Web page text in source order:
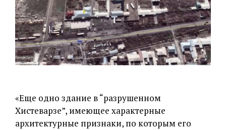
«Еще одно здание в “разрушенном
Хистеварзе”, имеющее характерные
архитектурные признаки, по которым его